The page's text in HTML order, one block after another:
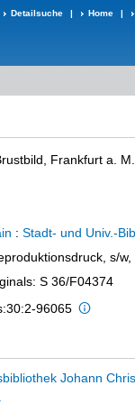
Detailsuche | Home |
Frankfurt a. M.
: Stadt- und Univ.-
s/
S 36/F04374
96065
Johann